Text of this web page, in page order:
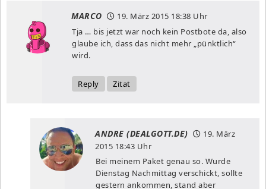
MARCO 19. März 2015 18:38 Uhr
Tja … bis jetzt war noch kein Postbote da, also
glaube ich, dass das nicht mehr „pünktlich“
wird.
Reply Zitat
ANDRE (DEALGOTT.DE)
19. März
2015 18:43 Uhr
Bei meinem Paket genau so. Wurde
Dienstag Nachmittag verschickt, sollte
gestern ankommen, stand aber